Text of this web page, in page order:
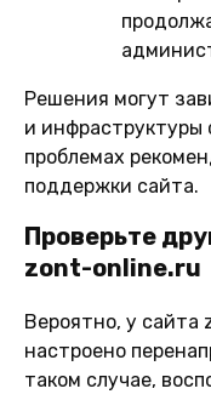
Решения могут
и инфраструктуры
проблемах
поддержки сайта.
Проверьте
zont-online.ru
Вероятно, у сайта
настроено
таком случае,